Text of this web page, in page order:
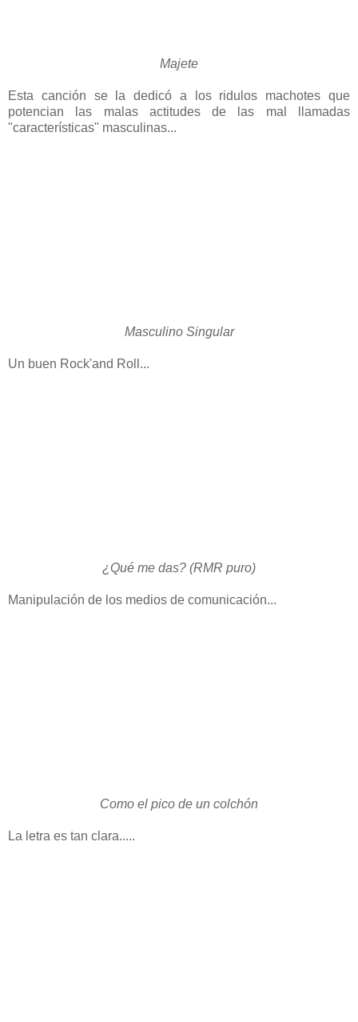
Majete
Esta canción se la dedicó a los ridulos machotes que
potencian las malas actitudes de las mal llamadas
"características" masculinas...
Masculino Singular
Un buen Rock'and Roll...
¿Qué me das? (RMR puro)
Manipulación de los medios de comunicación...
Como el pico de un colchón
La letra es tan clara.....